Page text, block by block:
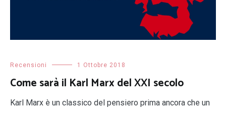
Recensioni 1 Ottobre 2018
Come sarà il Karl Marx del XXI secolo
Karl Marx è un classico del pensiero prima ancora che un